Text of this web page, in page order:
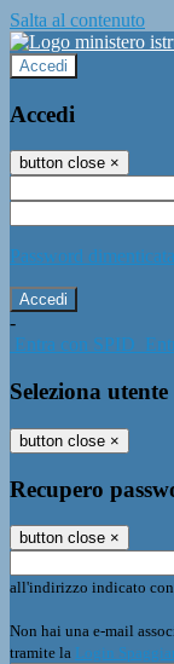
Salta al contenuto
Accedi
Accedi
button close ×
Password
-
Entra con SPID
Seleziona utente
button close ×
Recupero
button close ×
all'indirizzo indicato
Non hai una e-mail
tramite la Login